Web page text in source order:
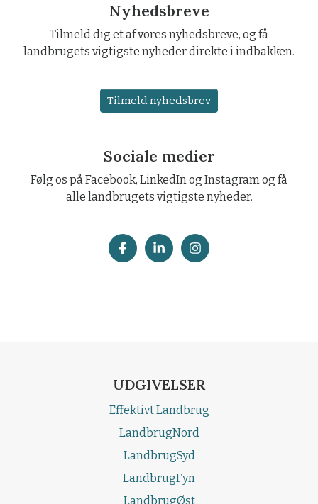
Nyhedsbreve
Tilmeld dig et af vores nyhedsbreve, og få
landbrugets vigtigste nyheder direkte i indbakken.
Tilmeld nyhedsbrev
Sociale medier
Følg os på Facebook, LinkedIn og Instagram og få
alle landbrugets vigtigste nyheder.
UDGIVELSER
Effektivt Landbrug
LandbrugNord
LandbrugSyd
LandbrugFyn
LandbrugØst